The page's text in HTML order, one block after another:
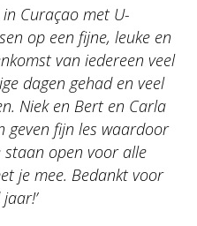
in Curaçao met U-
op een fijne, leuke en
van iedereen veel
dagen gehad en veel
Niek en Bert en Carla
geven fijn les waardoor
staan open voor alle
je mee. Bedankt voor